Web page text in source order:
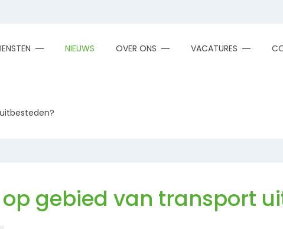
NIEUWS OVER ONS VACATURES
gebied van transport